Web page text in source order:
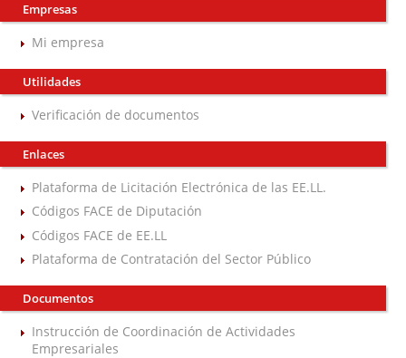
Empresas
Mi empresa
Utilidades
Verificación de documentos
Enlaces
Plataforma de Licitación Electrónica de las EE.LL.
Códigos FACE de Diputación
Códigos FACE de EE.LL
Plataforma de Contratación del Sector Público
Documentos
Instrucción de Coordinación de Actividades
Empresariales